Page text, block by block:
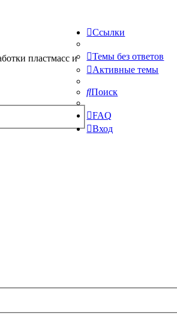
пластмасс и
Ссылки
Темы без ответов
Активные темы
Поиск
FAQ
Вход